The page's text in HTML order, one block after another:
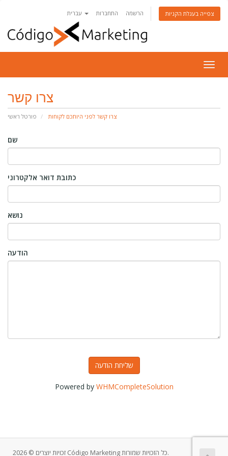
התחברות הרשמה צפייה בעגלת הקניות
ניווט
צרו קשר
פורטל ראשי צרו קשר לפני היותכם לקוחות
שם
כתובת דואר אלקטרוני
נושא
הודעה
שליחת הודעה
Powered by WHMCompleteSolution
זכויות יוצרים © 2026 Código Marketing כל הזכויות שמורות.